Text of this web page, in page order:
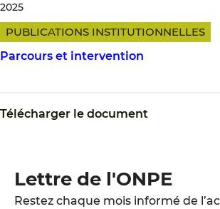
2025
PUBLICATIONS INSTITUTIONNELLES
Parcours et intervention
Télécharger le document
Lettre de l'ONPE
Restez chaque mois informé de